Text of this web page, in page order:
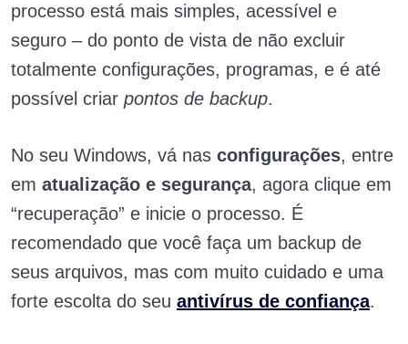
processo está mais simples, acessível e
seguro – do ponto de vista de não excluir
totalmente configurações, programas, e é até
possível criar pontos de backup.
No seu Windows, vá nas configurações, entre
em atualização e segurança, agora clique em
“recuperação” e inicie o processo. É
recomendado que você faça um backup de
seus arquivos, mas com muito cuidado e uma
forte escolta do seu antivírus de confiança.